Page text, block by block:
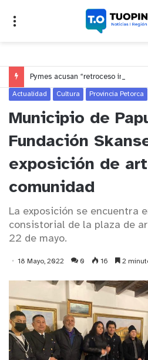
Actualidad Cultura Provincia Petorca
Municipio de
Fundación
exposición de
comunidad
La exposición se encuentra
consistorial de la plaza de
22 de mayo.
18 Mayo, 2022 0 16 2